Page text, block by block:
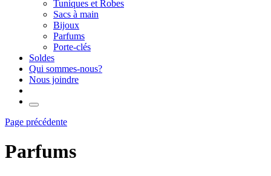
Tuniques et Robes
Sacs à main
Bijoux
Parfums
Porte-clés
Soldes
Qui sommes-nous?
Nous joindre
Page précédente
Parfums